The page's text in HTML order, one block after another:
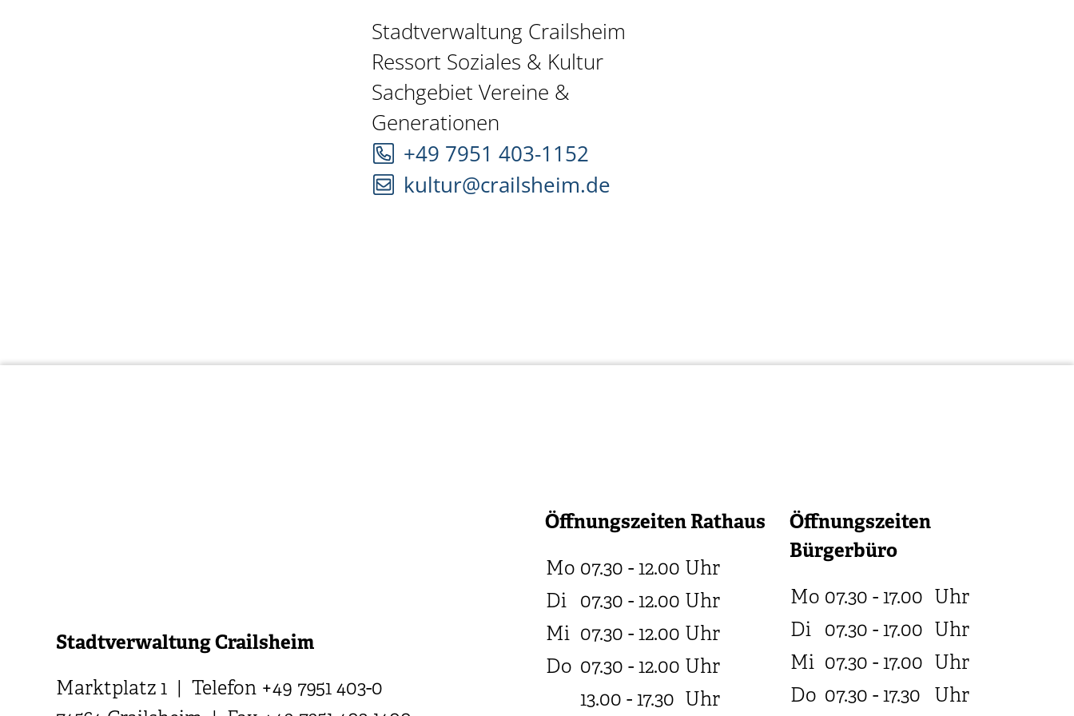
Stadtverwaltung Crailsheim
Ressort Soziales & Kultur
Sachgebiet Vereine &
Generationen
+49 7951 403-1152
kultur@crailsheim.de
Stadtverwaltung Crailsheim
Marktplatz 1 | Telefon +49 7951 403-0
Öffnungszeiten Rathaus
Mo 07.30 - 12.00 Uhr
Di 07.30 - 12.00 Uhr
Mi 07.30 - 12.00 Uhr
Do 07.30 - 12.00 Uhr
13.00 - 17.30 Uhr
Öffnungszeiten
Bürgerbüro
Mo 07.30 - 17.00 Uhr
Di 07.30 - 17.00 Uhr
Mi 07.30 - 17.00 Uhr
Do 07.30 - 17.30 Uhr